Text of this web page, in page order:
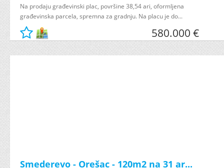
Na prodaju građevinski plac, površine 38,54 ari, oformljena
građevinska parcela, spremna za gradnju. Na placu je do...
580.000 €
Smederevo - Orešac - 120m2 na 31 ar...